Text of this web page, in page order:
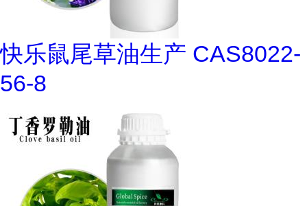
快乐鼠尾草油生产 CAS8022-
56-8